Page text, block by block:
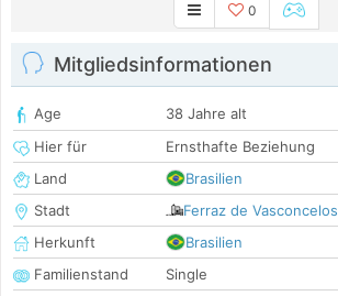
0
Mitgliedsinformationen
Age
38 Jahre alt
Hier für
Ernsthafte Beziehung
Land
Brasilien
Stadt
Ferraz de Vasconcelos
Herkunft
Brasilien
Familienstand
Single